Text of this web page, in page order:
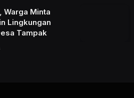
Warga Minta
Lingkungan
Tampak